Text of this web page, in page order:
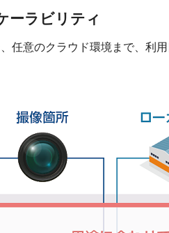
ーラビリティ
任意のクラウド環境まで、利